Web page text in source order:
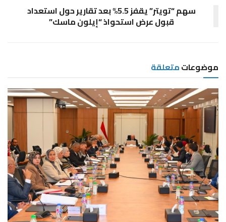
سهم “تويتر” يقفز 5.5% بعد تقارير حول استعداد
قبول عرض استحواذ “إيلون ماسك”
موضوعاتمتعلقة